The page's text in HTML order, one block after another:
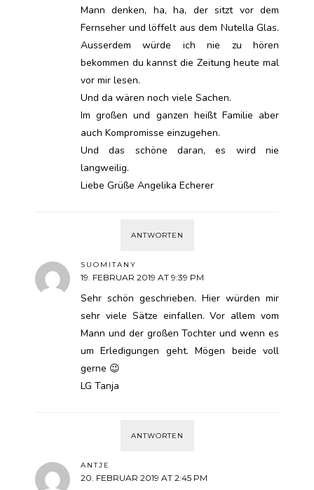
Mann denken, ha, ha, der sitzt vor dem
Fernseher und löffelt aus dem Nutella Glas.
Ausserdem würde ich nie zu hören
bekommen du kannst die Zeitung heute mal
vor mir lesen.
Und da wären noch viele Sachen.
Im großen und ganzen heißt Familie aber
auch Kompromisse einzugehen.
Und das schöne daran, es wird nie
langweilig.
Liebe Grüße Angelika Echerer
ANTWORTEN
SUOMITANY
19. FEBRUAR 2019 AT 9:39 PM
Sehr schön geschrieben. Hier würden mir
sehr viele Sätze einfallen. Vor allem vom
Mann und der großen Tochter und wenn es
um Erledigungen geht. Mögen beide voll
gerne 😉
LG Tanja
ANTWORTEN
ANTJE
20. FEBRUAR 2019 AT 2:45 PM